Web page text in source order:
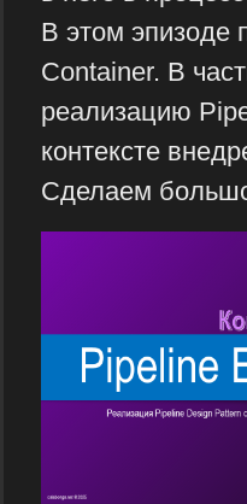
В этом эпизоде
Container. В
реализацию
контексте
Сделаем